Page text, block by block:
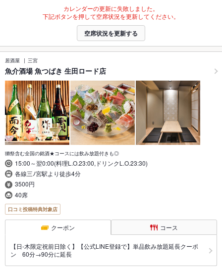
カレンダーの更新に失敗しました。
下記ボタンを押して空席状況を更新してください。
空席状況を更新する
居酒屋 三宮
魚介酒場 魚つばき 生田ロード店
獺祭含む全国の銘酒★コースには飲み放題付きも◎
15:00～翌0:00(料理L.O.23:00,ドリンクL.O.23:30)
各線三ﾉ宮駅より徒歩4分
3500円
40席
口コミ投稿特典対象店
クーポン コース
【日-木限定祝前日除く】【公式LINE登録で】単品飲み放題延長クーポ
ン 60分→90分に延長